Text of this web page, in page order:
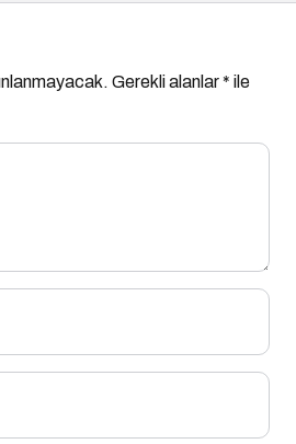
Gerekli alanlar* ile